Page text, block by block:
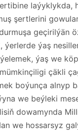
laýyklykda,
şertlerini
geçirilýän
ýerlerde ýaş
ýaş we
çäkli
boýunça alnyp
we beýleki
dowamynda
we hossarsyz